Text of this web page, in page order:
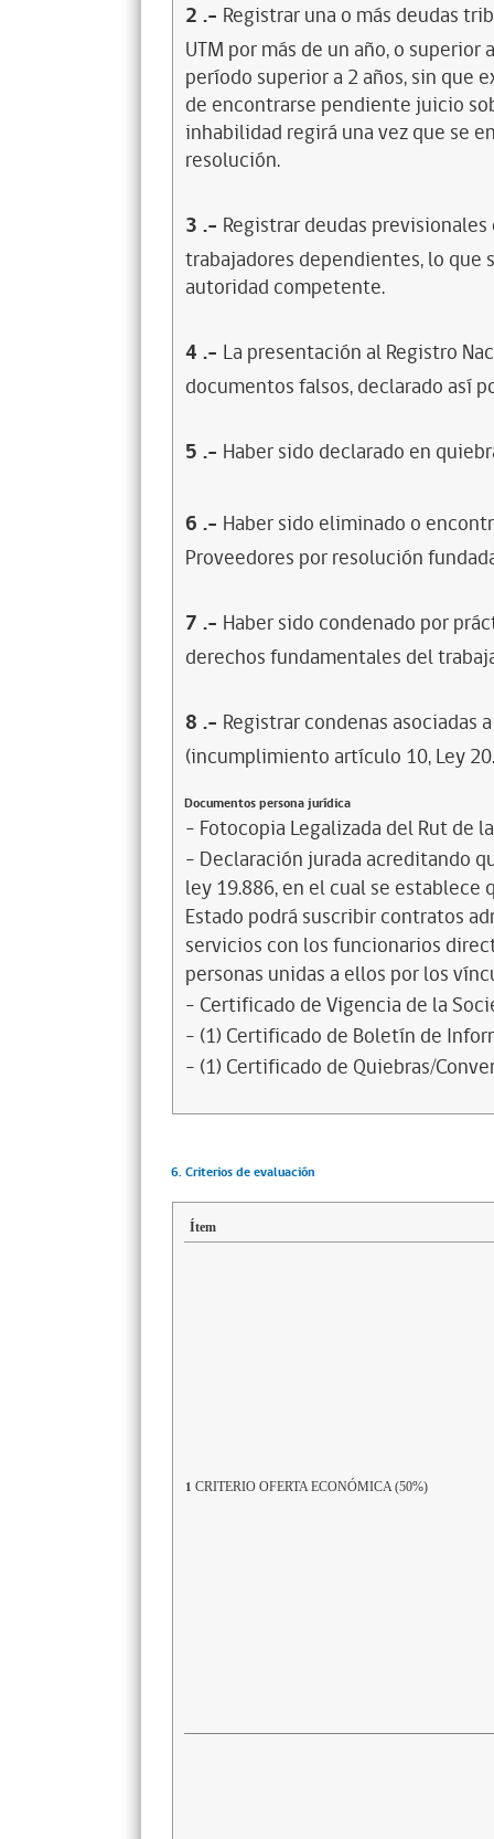
2 .- Registrar una o más deudas
UTM por más de un año, o
período superior a 2 años, sin que
de encontrarse pendiente juicio
inhabilidad regirá una vez que se
resolución.
3 .- Registrar deudas
trabajadores dependientes, lo
autoridad competente.
4 .- La presentación al Registro
documentos falsos, declarado así
5 .- Haber sido declarado en
6 .- Haber sido eliminado o
Proveedores por resolución
7 .- Haber sido condenado por
derechos fundamentales del
8 .- Registrar condenas asociadas
(incumplimiento artículo 10, Ley
Documentos persona jurídica
- Fotocopia Legalizada del Rut de
- Declaración jurada acreditando
ley 19.886, en el cual se
Estado podrá suscribir contratos
servicios con los funcionarios
personas unidas a ellos por los
- Certificado de Vigencia de la
- (1) Certificado de Boletín de
- (1) Certificado de Quiebras/
6. Criterios de evaluación
Ítem
1 CRITERIO OFERTA ECONÓMICA (50%)